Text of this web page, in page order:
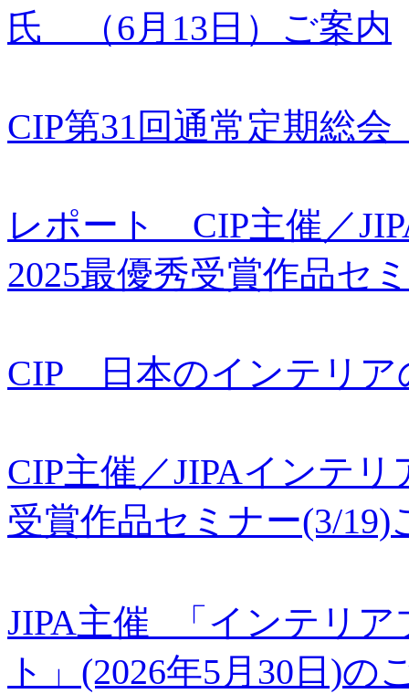
氏 （6月13日）ご案内
CIP第31回通常定期総
レポート CIP主催／
2025最優秀受賞作品セ
CIP 日本のインテリ
CIP主催／JIPAインテ
受賞作品セミナー(3/
JIPA主催 「インテリ
ト」(2026年5月30日)の